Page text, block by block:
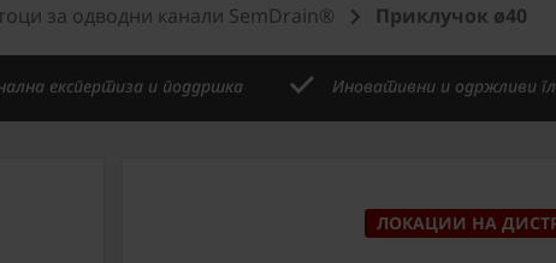
за одводни канали SemDrain® Приклучок ø40
експертиза и поддршка Иновативни и одржливи
ЛОКАЦИИ НА